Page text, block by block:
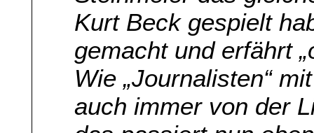
Kurt Beck gespielt
gemacht und erfährt
Wie „Journalisten“
auch immer von der